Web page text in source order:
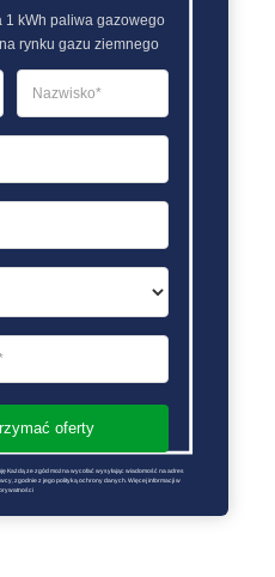
1 kWh paliwa gazowego
rynku gazu ziemnego
oferty
Każdą ze zgód można wycofać wysyłając wiadomość na adres
zgodnie z jego polityką ochrony danych. Więcej informacji w